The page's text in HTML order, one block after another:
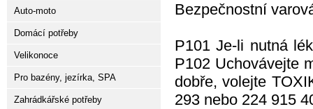
Bezpečnostní
P101 Je-li nutná
P102 Uchovávejte
dobře, volejte
293 nebo 224 915
Auto-moto
Domácí potřeby
Velikonoce
Pro bazény, jezírka, SPA
Zahrádkářské potřeby